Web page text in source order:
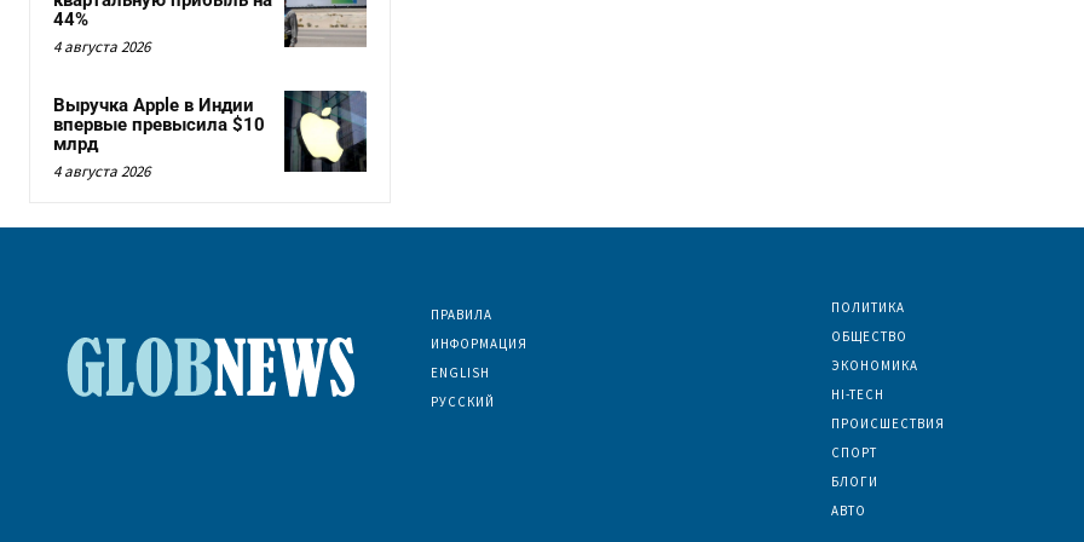
44%
4 августа 2026
Выручка Apple в Индии
впервые превысила $10
млрд
4 августа 2026
ПРАВИЛА
ИНФОРМАЦИЯ
ENGLISH
РУССКИЙ
ПОЛИТИКА
ОБЩЕСТВО
ЭКОНОМИКА
HI-TECH
ПРОИСШЕСТВИЯ
СПОРТ
БЛОГИ
АВТО